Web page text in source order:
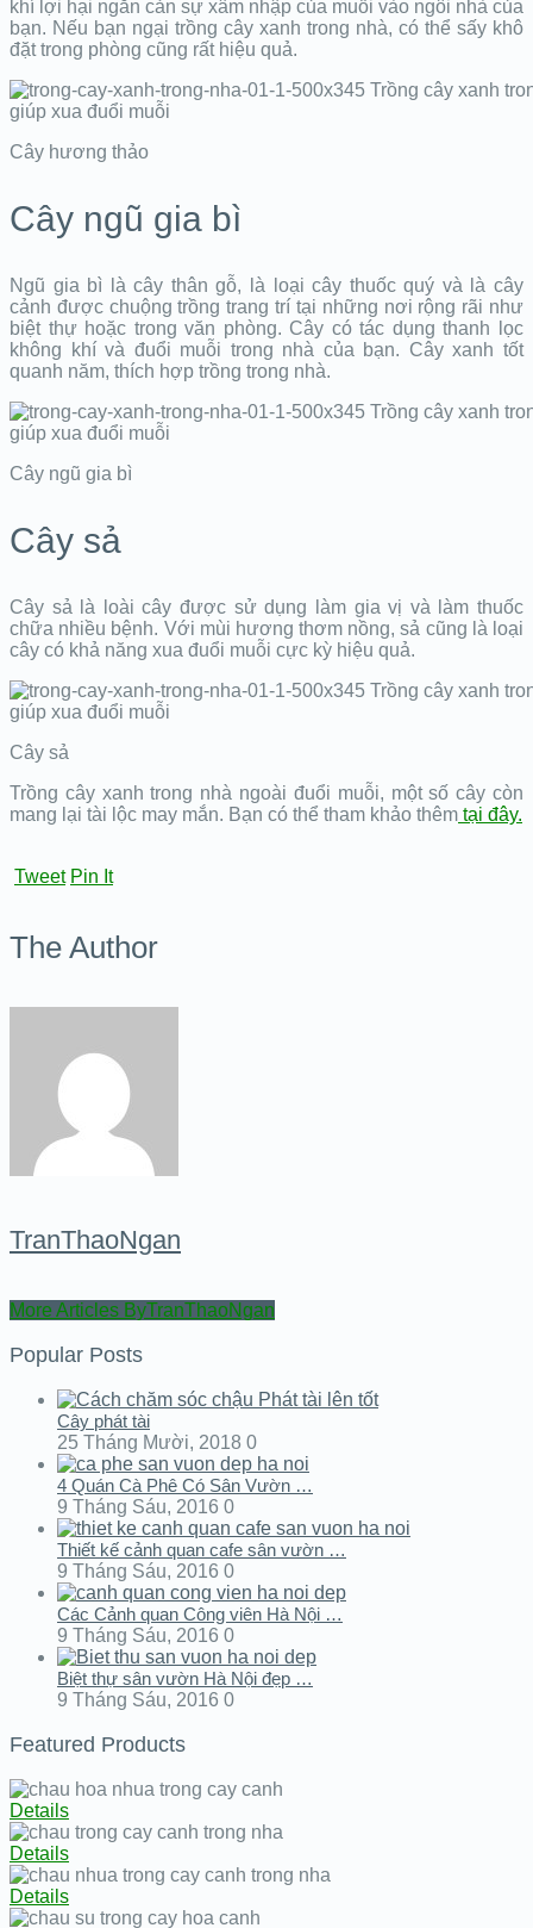
khí lợi hại ngăn cản sự xâm nhập của muỗi vào ngôi nhà của
bạn. Nếu bạn ngại trồng cây xanh trong nhà, có thể sấy khô
đặt trong phòng cũng rất hiệu quả.
Cây hương thảo
Cây ngũ gia bì
Ngũ gia bì là cây thân gỗ, là loại cây thuốc quý và là cây
cảnh được chuộng trồng trang trí tại những nơi rộng rãi như
biệt thự hoặc trong văn phòng. Cây có tác dụng thanh lọc
không khí và đuổi muỗi trong nhà của bạn. Cây xanh tốt
quanh năm, thích hợp trồng trong nhà.
Cây ngũ gia bì
Cây sả
Cây sả là loài cây được sử dụng làm gia vị và làm thuốc
chữa nhiều bệnh. Với mùi hương thơm nồng, sả cũng là loại
cây có khả năng xua đuổi muỗi cực kỳ hiệu quả.
Cây sả
Trồng cây xanh trong nhà ngoài đuổi muỗi, một số cây còn
mang lại tài lộc may mắn. Bạn có thể tham khảo thêm tại đây.
Tweet Pin It
The Author
TranThaoNgan
More Articles ByTranThaoNgan
Popular Posts
Cây phát tài
25 Tháng Mười, 2018 0
4 Quán Cà Phê Có Sân Vườn …
9 Tháng Sáu, 2016 0
Thiết kế cảnh quan cafe sân vườn …
9 Tháng Sáu, 2016 0
Các Cảnh quan Công viên Hà Nội …
9 Tháng Sáu, 2016 0
Biệt thự sân vườn Hà Nội đẹp …
9 Tháng Sáu, 2016 0
Featured Products
Details
Details
Details